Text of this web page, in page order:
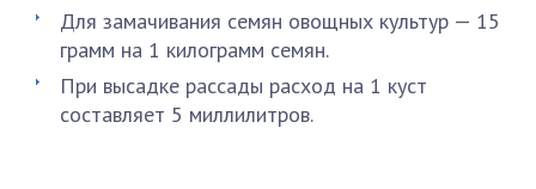
Для замачивания семян овощных культур — 15
грамм на 1 килограмм семян.
При высадке рассады расход на 1 куст
составляет 5 миллилитров.